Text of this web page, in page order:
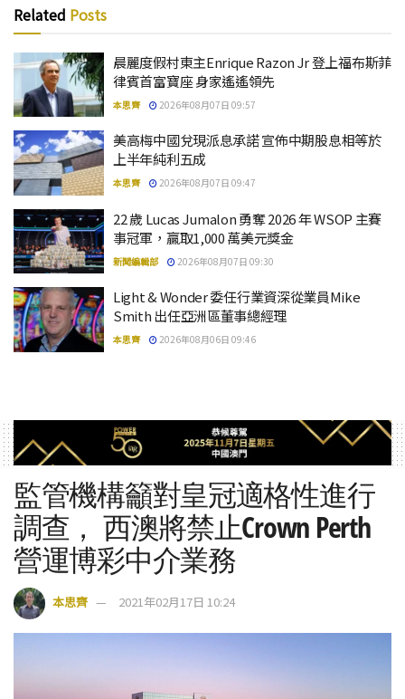
Related Posts
晨麗度假村東主Enrique Razon Jr 登上福布斯菲
律賓首富寶座 身家遙遙領先
本思齊 2026年08月07日 09:57
美高梅中國兌現派息承諾 宣佈中期股息相等於
上半年純利五成
本思齊 2026年08月07日 09:47
22 歲 Lucas Jumalon 勇奪 2026 年 WSOP 主賽
事冠軍，贏取1,000 萬美元獎金
新聞編輯部 2026年08月07日 09:30
Light & Wonder 委任行業資深從業員Mike
Smith 出任亞洲區董事總經理
本思齊 2026年08月06日 09:46
監管機構籲對皇冠適格性進行
調查， 西澳將禁止Crown Perth
營運博彩中介業務
本思齊 2021年02月17日 10:24